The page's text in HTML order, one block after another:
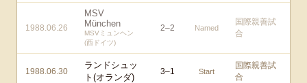
1988.06.26
MSV
München
MSVミュンヘン
(西ドイツ)
2–2 Named
国際親善試
合
1988.06.30
ランドシュッ
ト(オランダ)
3–1 Start
国際親善試
合